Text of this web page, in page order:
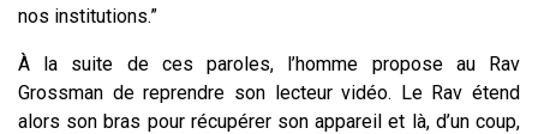
nos institutions.”
À la suite de ces paroles, l’homme propose au Rav
Grossman de reprendre son lecteur vidéo. Le Rav étend
alors son bras pour récupérer son appareil et là, d’un coup,